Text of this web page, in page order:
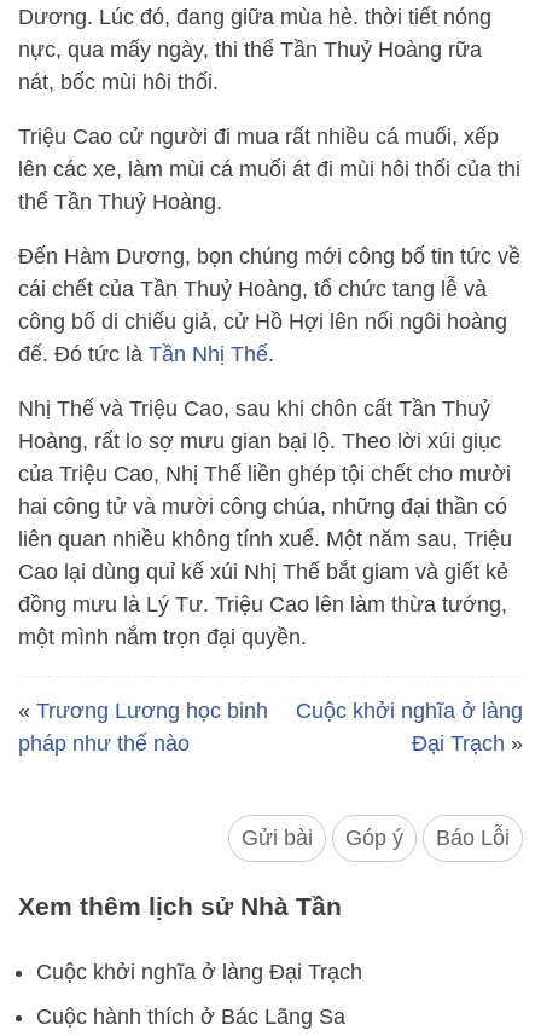
Dương. Lúc đó, đang giữa mùa hè. thời tiết nóng
nực, qua mấy ngày, thi thể Tần Thuỷ Hoàng rữa
nát, bốc mùi hôi thối.
Triệu Cao cử người đi mua rất nhiều cá muối, xếp
lên các xe, làm mùi cá muối át đi mùi hôi thối của thi
thể Tần Thuỷ Hoàng.
Đến Hàm Dương, bọn chúng mới công bố tin tức về
cái chết của Tần Thuỷ Hoàng, tổ chức tang lễ và
công bố di chiếu giả, cử Hồ Hợi lên nối ngôi hoàng
đế. Đó tức là Tần Nhị Thế.
Nhị Thế và Triệu Cao, sau khi chôn cất Tần Thuỷ
Hoàng, rất lo sợ mưu gian bại lộ. Theo lời xúi giục
của Triệu Cao, Nhị Thế liền ghép tội chết cho mười
hai công tử và mười công chúa, những đại thần có
liên quan nhiều không tính xuể. Một năm sau, Triệu
Cao lại dùng quỉ kế xúi Nhị Thế bắt giam và giết kẻ
đồng mưu là Lý Tư. Triệu Cao lên làm thừa tướng,
một mình nắm trọn đại quyền.
« Trương Lương học binh
pháp như thế nào
Cuộc khởi nghĩa ở làng
Đại Trạch »
Gửi bài Góp ý Báo Lỗi
Xem thêm lịch sử Nhà Tần
Cuộc khởi nghĩa ở làng Đại Trạch
Cuộc hành thích ở Bác Lãng Sa